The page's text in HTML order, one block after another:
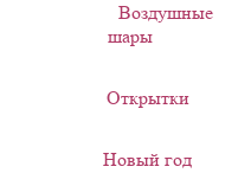
Воздушные
шары
Открытки
Новый год